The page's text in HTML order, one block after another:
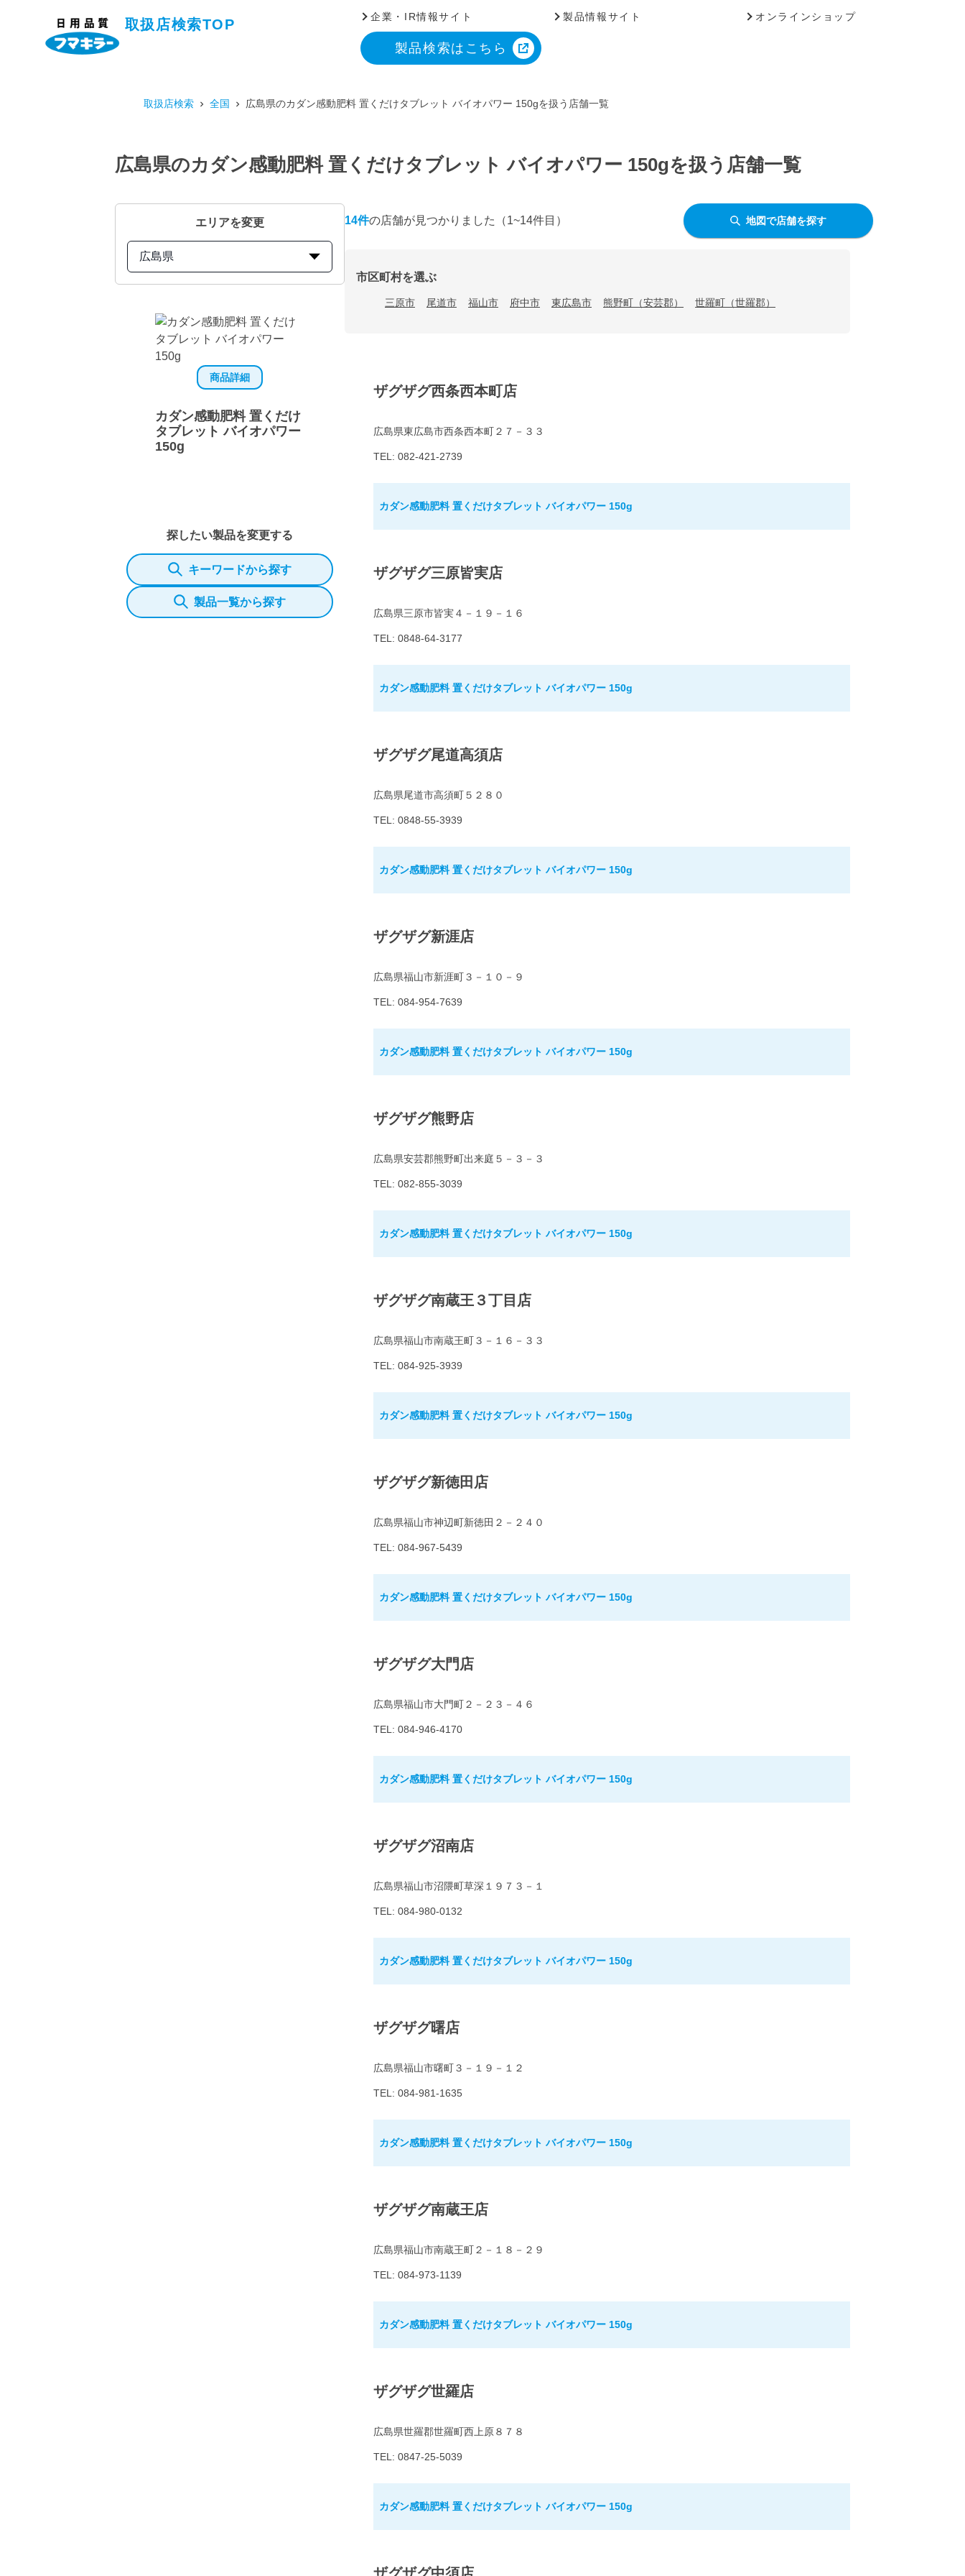
取扱店検索TOP
企業・IR情報サイト 製品情報サイト オンラインショップ
製品検索はこちら
取扱店検索 全国 広島県のカダン感動肥料 置くだけタブレット バイオパワー 150gを扱う店舗一覧
広島県のカダン感動肥料 置くだけタブレット バイオパワー 150gを扱う店舗一覧
エリアを変更
広島県
商品詳細
カダン感動肥料 置くだけ
タブレット バイオパワー
150g
探したい製品を変更する
キーワードから探す
製品一覧から探す
14件の店舗が見つかりました （1~14件目） 地図で店舗を探す
市区町村を選ぶ
三原市 尾道市 福山市 府中市 東広島市 熊野町（安芸郡） 世羅町（世羅郡）
ザグザグ西条西本町店
広島県東広島市西条西本町２７－３３
TEL: 082-421-2739
カダン感動肥料 置くだけタブレット バイオパワー 150g
ザグザグ三原皆実店
広島県三原市皆実４－１９－１６
TEL: 0848-64-3177
カダン感動肥料 置くだけタブレット バイオパワー 150g
ザグザグ尾道高須店
広島県尾道市高須町５２８０
TEL: 0848-55-3939
カダン感動肥料 置くだけタブレット バイオパワー 150g
ザグザグ新涯店
広島県福山市新涯町３－１０－９
TEL: 084-954-7639
カダン感動肥料 置くだけタブレット バイオパワー 150g
ザグザグ熊野店
広島県安芸郡熊野町出来庭５－３－３
TEL: 082-855-3039
カダン感動肥料 置くだけタブレット バイオパワー 150g
ザグザグ南蔵王３丁目店
広島県福山市南蔵王町３－１６－３３
TEL: 084-925-3939
カダン感動肥料 置くだけタブレット バイオパワー 150g
ザグザグ新徳田店
広島県福山市神辺町新徳田２－２４０
TEL: 084-967-5439
カダン感動肥料 置くだけタブレット バイオパワー 150g
ザグザグ大門店
広島県福山市大門町２－２３－４６
TEL: 084-946-4170
カダン感動肥料 置くだけタブレット バイオパワー 150g
ザグザグ沼南店
広島県福山市沼隈町草深１９７３－１
TEL: 084-980-0132
カダン感動肥料 置くだけタブレット バイオパワー 150g
ザグザグ曙店
広島県福山市曙町３－１９－１２
TEL: 084-981-1635
カダン感動肥料 置くだけタブレット バイオパワー 150g
ザグザグ南蔵王店
広島県福山市南蔵王町２－１８－２９
TEL: 084-973-1139
カダン感動肥料 置くだけタブレット バイオパワー 150g
ザグザグ世羅店
広島県世羅郡世羅町西上原８７８
TEL: 0847-25-5039
カダン感動肥料 置くだけタブレット バイオパワー 150g